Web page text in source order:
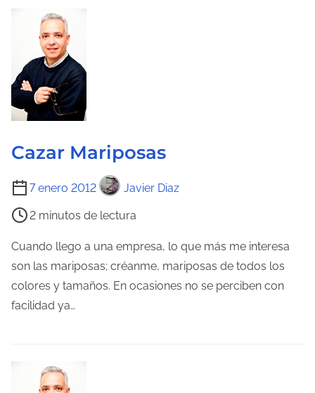
e
r
a
e
a
n
t
r
a
d
Cazar Mariposas
7 enero 2012 Javier Diaz
T
e
m
p
o
d
e
2 minutos de lectura
Cuando llego a una empresa, lo que más me interesa
son las mariposas; créanme, mariposas de todos los
colores y tamaños. En ocasiones no se perciben con
facilidad ya…